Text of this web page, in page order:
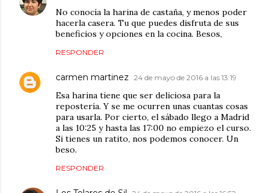
No conocía la harina de castaña, y menos poder
hacerla casera. Tu que puedes disfruta de sus
beneficios y opciones en la cocina. Besos,
RESPONDER
carmen martinez 24 de mayo de 2016 a las 13:19
Esa harina tiene que ser deliciosa para la
repostería. Y se me ocurren unas cuantas cosas
para usarla. Por cierto, el sábado llego a Madrid
a las 10:25 y hasta las 17:00 no empiezo el curso.
Si tienes un ratito, nos podemos conocer. Un
beso.
RESPONDER